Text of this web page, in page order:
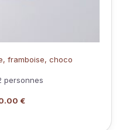
framboise, choco
personnes
€